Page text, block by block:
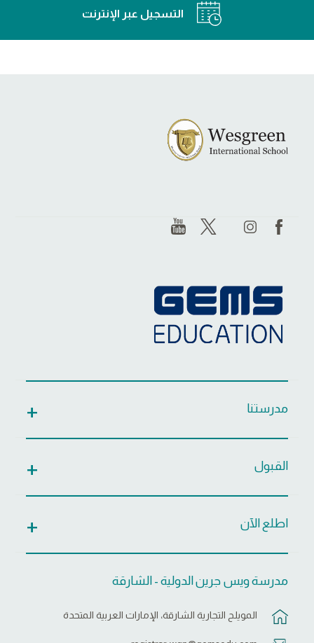
التسجيل عبر الإنترنت
مدرستنا
القبول
اطلع الآن
مدرسة ويس جرين الدولية - الشارقة
المويلح التجارية الشارقة، الإمارات العربية المتحدة